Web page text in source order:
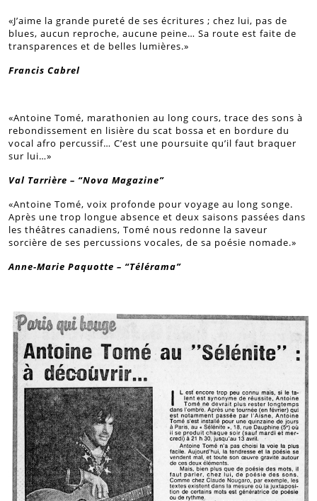
«J’aime la grande pureté de ses écritures ; chez lui, pas de
blues, aucun reproche, aucune peine… Sa route est faite de
transparences et de belles lumières.»
Francis Cabrel
«Antoine Tomé, marathonien au long cours, trace des sons à
rebondissement en lisière du scat bossa et en bordure du
vocal afro percussif… C’est une poursuite qu’il faut braquer
sur lui…»
Val Tarrière – “Nova Magazine”
«Antoine Tomé, voix profonde pour voyage au long songe.
Après une trop longue absence et deux saisons passées dans
les théâtres canadiens, Tomé nous redonne la saveur
sorcière de ses percussions vocales, de sa poésie nomade.»
Anne-Marie Paquotte – “Télérama”